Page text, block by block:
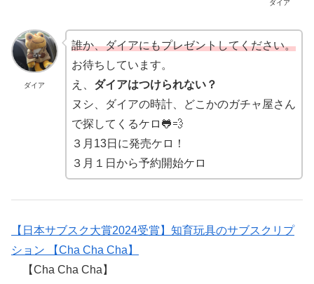
ダイア
ダイア
誰か、ダイアにもプレゼントしてください。
お待ちしています。
え、 ダイアはつけられない？
ヌシ、ダイアの時計、どこかのガチャ屋さん
で探してくるケロ🐸💨
３月13日に発売ケロ！
３月１日から予約開始ケロ
【日本サブスク大賞2024受賞】知育玩具のサブスクリプ
ション 【Cha Cha Cha】
【Cha Cha Cha】